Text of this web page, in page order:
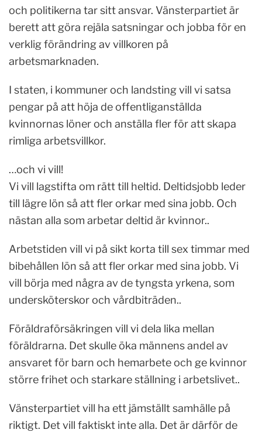
och politikerna tar sitt ansvar. Vänsterpartiet är
berett att göra rejäla satsningar och jobba för en
verklig förändring av villkoren på
arbetsmarknaden.
I staten, i kommuner och landsting vill vi satsa
pengar på att höja de offentliganställda
kvinnornas löner och anställa fler för att skapa
rimliga arbetsvillkor.
…och vi vill!
Vi vill lagstifta om rätt till heltid. Deltidsjobb leder
till lägre lön så att fler orkar med sina jobb. Och
nästan alla som arbetar deltid är kvinnor..
Arbetstiden vill vi på sikt korta till sex timmar med
bibehållen lön så att fler orkar med sina jobb. Vi
vill börja med några av de tyngsta yrkena, som
undersköterskor och vårdbiträden..
Föräldraförsäkringen vill vi dela lika mellan
föräldrarna. Det skulle öka männens andel av
ansvaret för barn och hemarbete och ge kvinnor
större frihet och starkare ställning i arbetslivet..
Vänsterpartiet vill ha ett jämställt samhälle på
riktigt. Det vill faktiskt inte alla. Det är därför de